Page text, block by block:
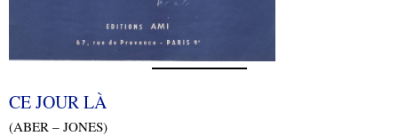
CE JOUR LÀ
(ABER – JONES)